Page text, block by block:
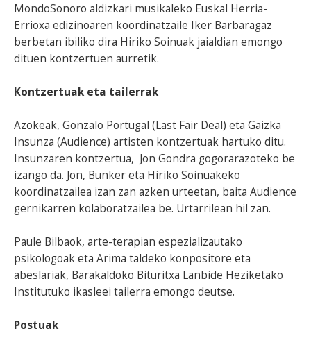
MondoSonoro aldizkari musikaleko Euskal Herria-
Errioxa edizinoaren koordinatzaile Iker Barbaragaz
berbetan ibiliko dira Hiriko Soinuak jaialdian emongo
dituen kontzertuen aurretik.
Kontzertuak eta tailerrak
Azokeak, Gonzalo Portugal (Last Fair Deal) eta Gaizka
Insunza (Audience) artisten kontzertuak hartuko ditu.
Insunzaren kontzertua, Jon Gondra gogorarazoteko be
izango da. Jon, Bunker eta Hiriko Soinuakeko
koordinatzailea izan zan azken urteetan, baita Audience
gernikarren kolaboratzailea be. Urtarrilean hil zan.
Paule Bilbaok, arte-terapian espezializautako
psikologoak eta Arima taldeko konpositore eta
abeslariak, Barakaldoko Bituritxa Lanbide Heziketako
Institutuko ikasleei tailerra emongo deutse.
Postuak